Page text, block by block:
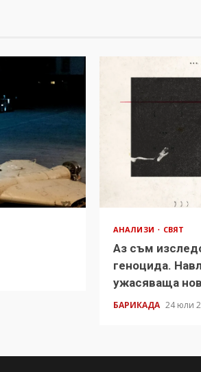
АНАЛИЗИ СВЯТ
Аз съм
геноцида.
ужасяваща
БАРИКАДА 24 юли